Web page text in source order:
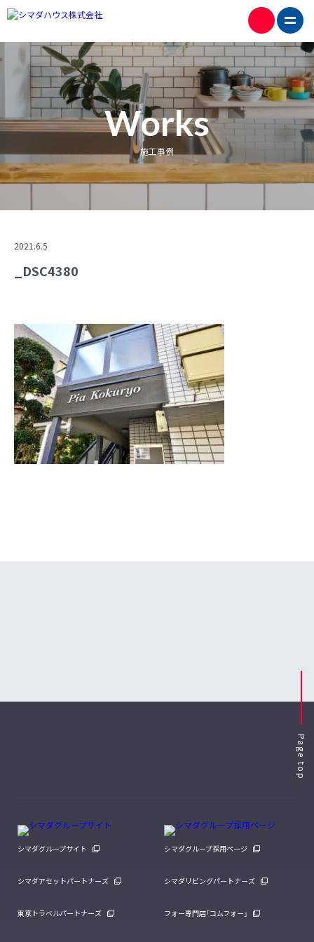
Works
施工事例
2021.6.5
_DSC4380
Page top
シマダグループサイト シマダグループ採用ページ
シマダアセットパートナーズ シマダリビングパートナーズ
東京トラベルパートナーズ フォー専門店「コムフォー」